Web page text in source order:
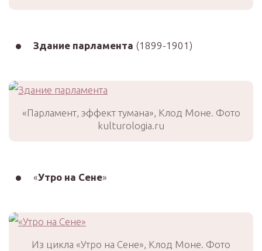
Здание парламента (1899-1901)
«Парламент, эффект тумана», Клод Моне. Фото
kulturologia.ru
«Утро на Сене»
Из цикла «Утро на Сене», Клод Моне. Фото